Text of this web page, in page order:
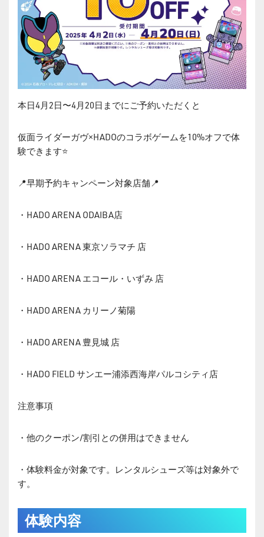
本日4月2日〜4月20日までにご予約いただくと
仮面ライダーガヴ×HADOのコラボゲームを10%オフで体
験できます⭐️
📍早期予約キャンペーン対象店舗📍
・HADO ARENA ODAIBA店
・HADO ARENA 東京ソラマチ 店
・HADO ARENA エコール・いずみ 店
・HADO ARENA カリーノ菊陽
・HADO ARENA 豊⾒城 店
・HADO FIELD サンエー浦添西海岸パルコシティ店
注意事項
・他のクーポン/割引との併用はできません
・体験料金が対象です。レンタルシューズ等は対象外で
す。
体験内容